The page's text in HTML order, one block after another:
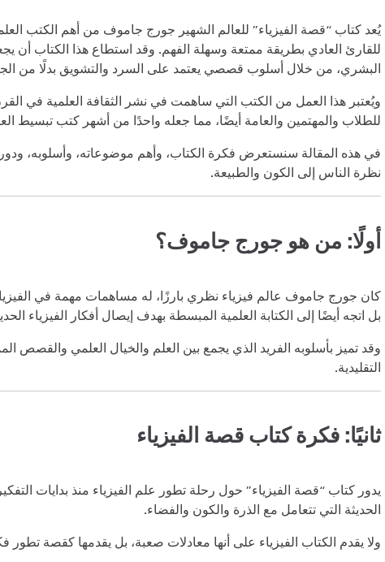
يُعد كتاب “قصة الفيزياء” للعالم الشهير جورج جاموف من أهم الكتب
للقارئ العادي بطريقة ممتعة وسهلة الفهم. وقد استطاع هذا الكتاب أن
البشري، من خلال أسلوب قصصي يعتمد على السرد والتشويق بدلًا من
ويُعتبر هذا العمل من الكتب التي ساهمت في نشر الثقافة العلمية في
للطلاب والمهتمين والعامة أيضًا، مما جعله واحدًا من أشهر كتب تبسيط
في هذه المقالة سنستعرض فكرة الكتاب، وأهم موضوعاته، وأسلوبه،
نظرة الناس إلى الكون والطبيعة.
أولًا: من هو جورج جاموف؟
كان جورج جاموف عالم فيزياء نظري بارزًا، له مساهمات مهمة في
بل اتجه أيضًا إلى الكتابة العلمية المبسطة بهدف إيصال أفكار الفيزياء
وقد تميز بأسلوبه الفريد الذي يجمع بين العلم والخيال العلمي والقصص
التقليدية.
ثانيًا: فكرة كتاب قصة الفيزياء
يدور كتاب “قصة الفيزياء” حول رحلة تطور علم الفيزياء منذ بدايات
الحديثة التي تتعامل مع الذرة والكون والفضاء.
ولا يقدم الكتاب الفيزياء على أنها معادلات صعبة، بل يقدمها كقصة